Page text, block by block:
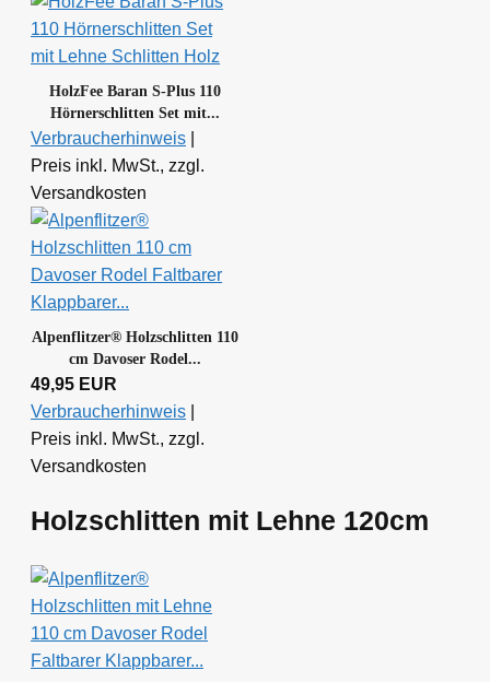
HolzFee Baran S-Plus 110
Hörnerschlitten Set mit...
Verbraucherhinweis
Preis inkl. MwSt., zzgl.
Versandkosten
Alpenflitzer® Holzschlitten 110
cm Davoser Rodel...
49,95 EUR
Verbraucherhinweis
Preis inkl. MwSt., zzgl.
Versandkosten
Holzschlitten mit Lehne 120cm